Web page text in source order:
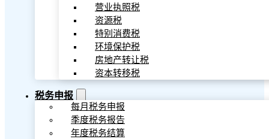
营业执照税
资源税
特别消费税
环境保护税
房地产转让税
资本转移税
税务申报
每月税务申报
季度税务报告
年度税务结算